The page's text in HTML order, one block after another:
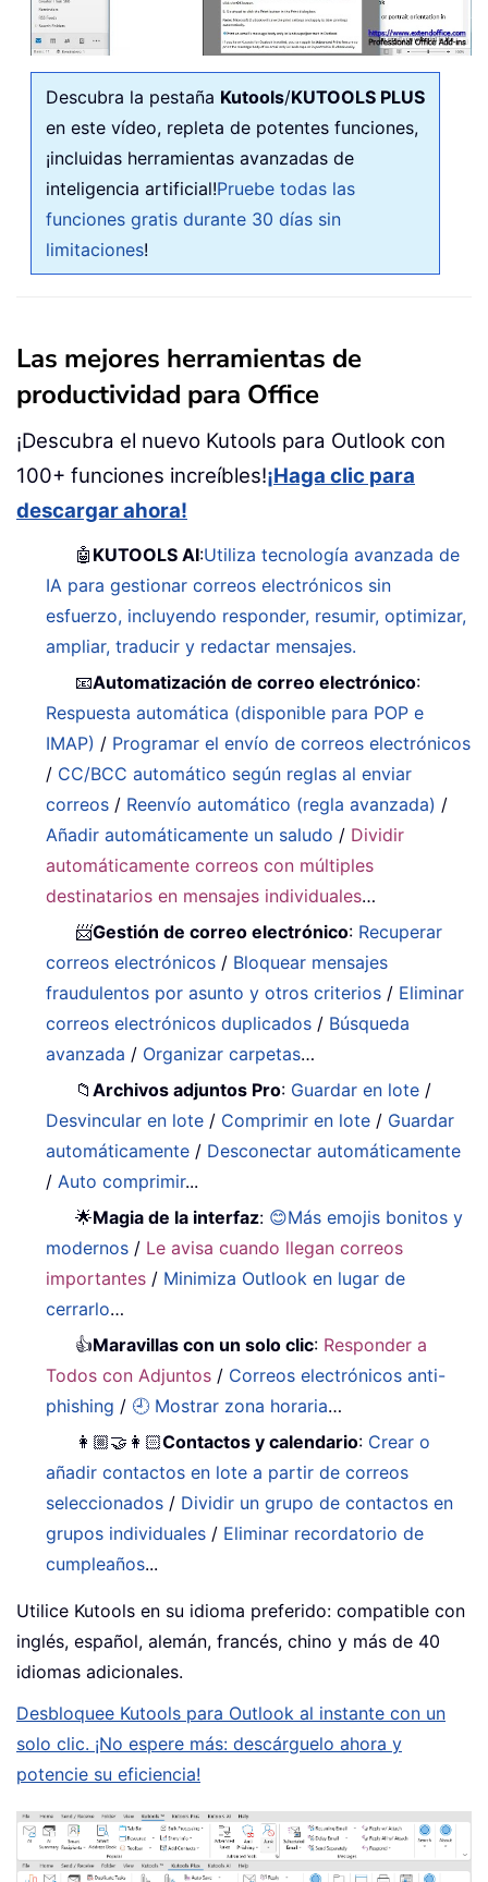
Descubra la pestaña Kutools/KUTOOLS PLUS
en este vídeo, repleta de potentes funciones,
¡incluidas herramientas avanzadas de
inteligencia artificial!Pruebe todas las
funciones gratis durante 30 días sin
limitaciones!
Las mejores herramientas de
productividad para Office
¡Descubra el nuevo Kutools para Outlook con
100+ funciones increíbles!¡Haga clic para
descargar ahora!
🤖 KUTOOLS AI:Utiliza tecnología avanzada de
IA para gestionar correos electrónicos sin
esfuerzo, incluyendo responder, resumir, optimizar,
ampliar, traducir y redactar mensajes.
📧Automatización de correo electrónico:
Respuesta automática (disponible para POP e
IMAP) / Programar el envío de correos electrónicos
/ CC/BCC automático según reglas al enviar
correos / Reenvío automático (regla avanzada) /
Añadir automáticamente un saludo / Dividir
automáticamente correos con múltiples
destinatarios en mensajes individuales…
📨Gestión de correo electrónico: Recuperar
correos electrónicos / Bloquear mensajes
fraudulentos por asunto y otros criterios / Eliminar
correos electrónicos duplicados / Búsqueda
avanzada / Organizar carpetas…
📁Archivos adjuntos Pro: Guardar en lote /
Desvincular en lote / Comprimir en lote / Guardar
automáticamente / Desconectar automáticamente
/Auto comprimir...
🌟Magia de la interfaz: 😊Más emojis bonitos y
modernos / Le avisa cuando llegan correos
importantes / Minimiza Outlook en lugar de
cerrarlo…
👍Maravillas con un solo clic: Responder a
Todos con Adjuntos / Correos electrónicos anti-
phishing / 🕘 Mostrar zona horaria…
👩🏼‍🤝‍👩🏻Contactos y calendario: Crear o
añadir contactos en lote a partir de correos
seleccionados / Dividir un grupo de contactos en
grupos individuales / Eliminar recordatorio de
cumpleaños...
Utilice Kutools en su idioma preferido: compatible con
inglés, español, alemán, francés, chino y más de 40
idiomas adicionales.
Desbloquee Kutools para Outlook al instante con un
solo clic. ¡No espere más: descárguelo ahora y
potencie su eficiencia!